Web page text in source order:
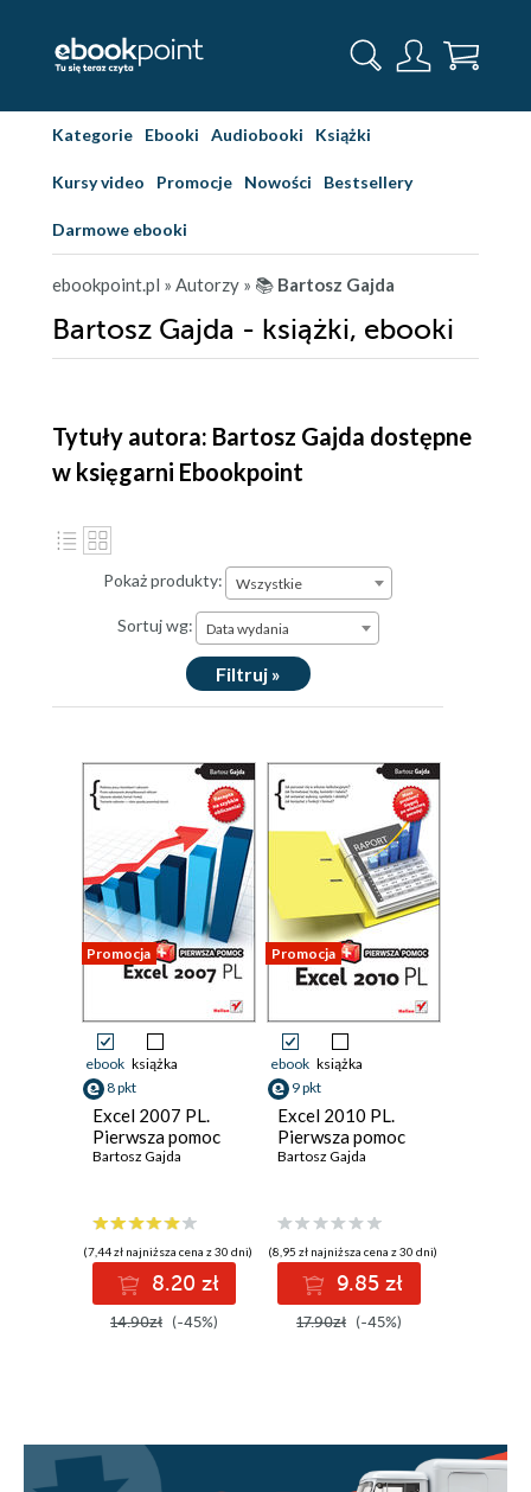
Kategorie Ebooki Audiobooki Książki
Kursy video Promocje Nowości Bestsellery
Darmowe ebooki
ebookpoint.pl » Autorzy » 📚 Bartosz Gajda
Bartosz Gajda - książki, ebooki
Tytuły autora: Bartosz Gajda dostępne
w księgarni Ebookpoint
Pokaż produkty: Wszystkie
Sortuj wg: Data wydania
Filtruj »
Promocja
ebook książka
8 pkt
Excel 2007 PL.
Pierwsza pomoc
Bartosz Gajda
(7,44 zł najniższa cena z 30 dni)
8.20 zł
14.90zł (-45%)
Promocja
ebook książka
9 pkt
Excel 2010 PL.
Pierwsza pomoc
Bartosz Gajda
(8,95 zł najniższa cena z 30 dni)
9.85 zł
17.90zł (-45%)